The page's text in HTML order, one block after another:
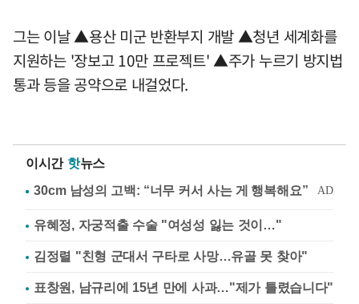
그는 이날 ▲용산 미군 반환부지 개발 ▲청년 세계화를
지원하는 '장보고 10만 프로젝트' ▲주가 누르기 방지법
통과 등을 공약으로 내걸었다.
이시간 핫뉴스
유혜정, 자궁적출 수술 "여성성 잃는 것이…"
김정렬 "친형 군대서 구타로 사망…유골 못 찾아"
표창원, 남규리에 15년 만에 사과…"제가 틀렸습니다"